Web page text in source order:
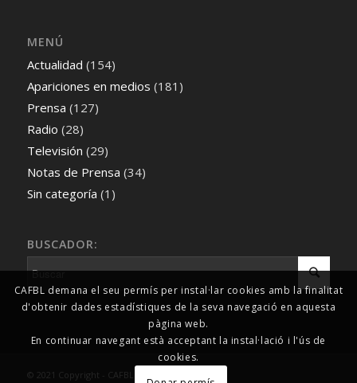
MENÚ
Actualidad (154)
Apariciones en medios (181)
Prensa (127)
Radio (28)
Televisión (29)
Notas de Prensa (34)
Sin categoría (1)
BUSCADOR:
© 2021 Copyright - CAFBL Comunicació
CAFBL demana el seu permís per instal·lar cookies amb la finalitat
d'obtenir dades estadístiques de la seva navegació en aquesta
pàgina web.
En continuar navegant està acceptant la instal·lació i l'ús de
cookies.